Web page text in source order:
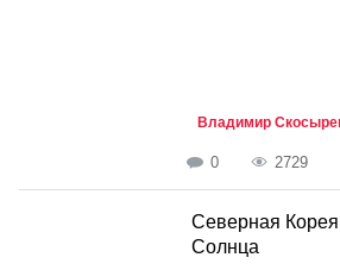
Владимир
0 2729
Северная
Солнца